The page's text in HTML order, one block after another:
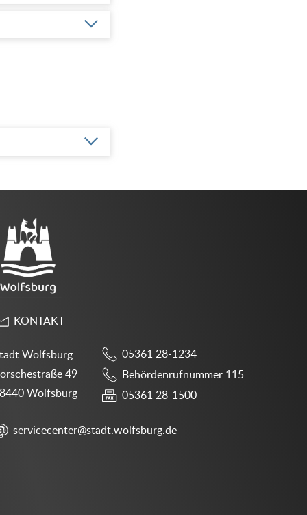
KONTAKT
Wolfsburg
49
Wolfsburg
05361 28-1234
Behördenrufnummer 115
05361 28-1500
servicecenter@stadt.wolfsburg.de